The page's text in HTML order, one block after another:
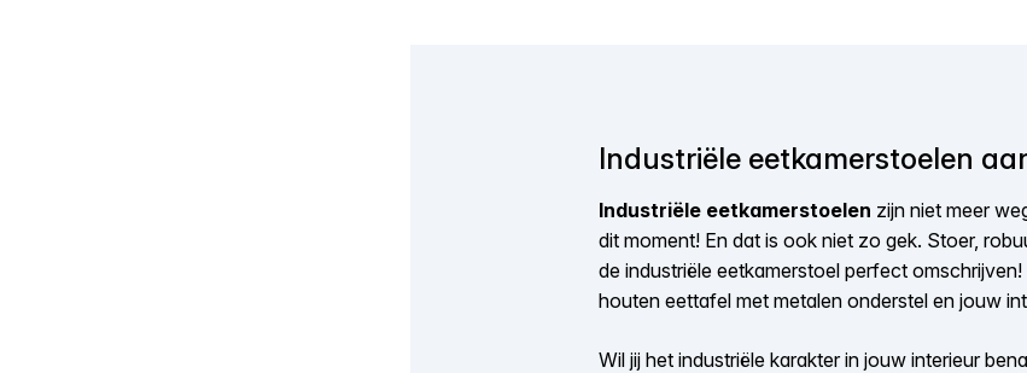
Industriële eetkamerstoelen
Industriële eetkamerstoelen zijn niet meer
dit moment! En dat is ook niet zo gek. Stoer,
de industriële eetkamerstoel perfect
houten eettafel met metalen onderstel en jouw
Wil jij het industriële karakter in jouw interieur